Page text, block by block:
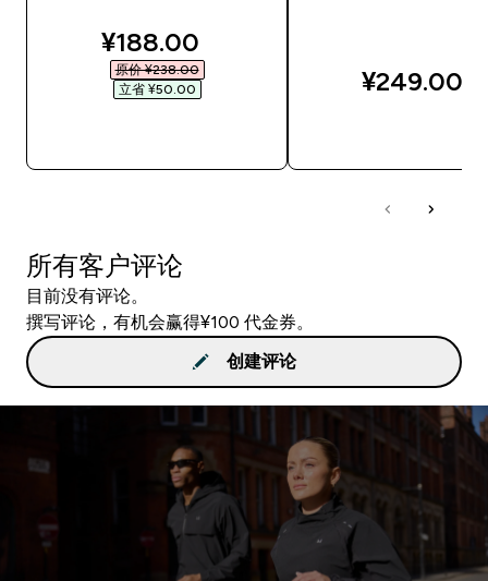
discounted price
¥188.00‎
原价 ¥238.00‎
立省 ¥50.00‎
¥249.00‎
所有客户评论
目前没有评论。
撰写评论，有机会赢得¥100 代金券。
创建评论